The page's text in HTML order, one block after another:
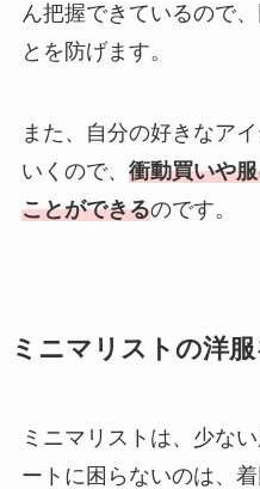
ん把握できているので
とを防げます。
また、自分の好きなア
いくので、 衝動買いや
ことができるのです。
ミニマリストの洋
ミニマリストは、少な
ートに困らないのは、